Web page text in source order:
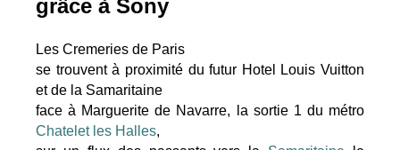
grâce à Sony
Les Cremeries de Paris
se trouvent à proximité du futur Hotel Louis Vuitton
et de la Samaritaine
face à Marguerite de Navarre, la sortie 1 du métro
Chatelet les Halles,